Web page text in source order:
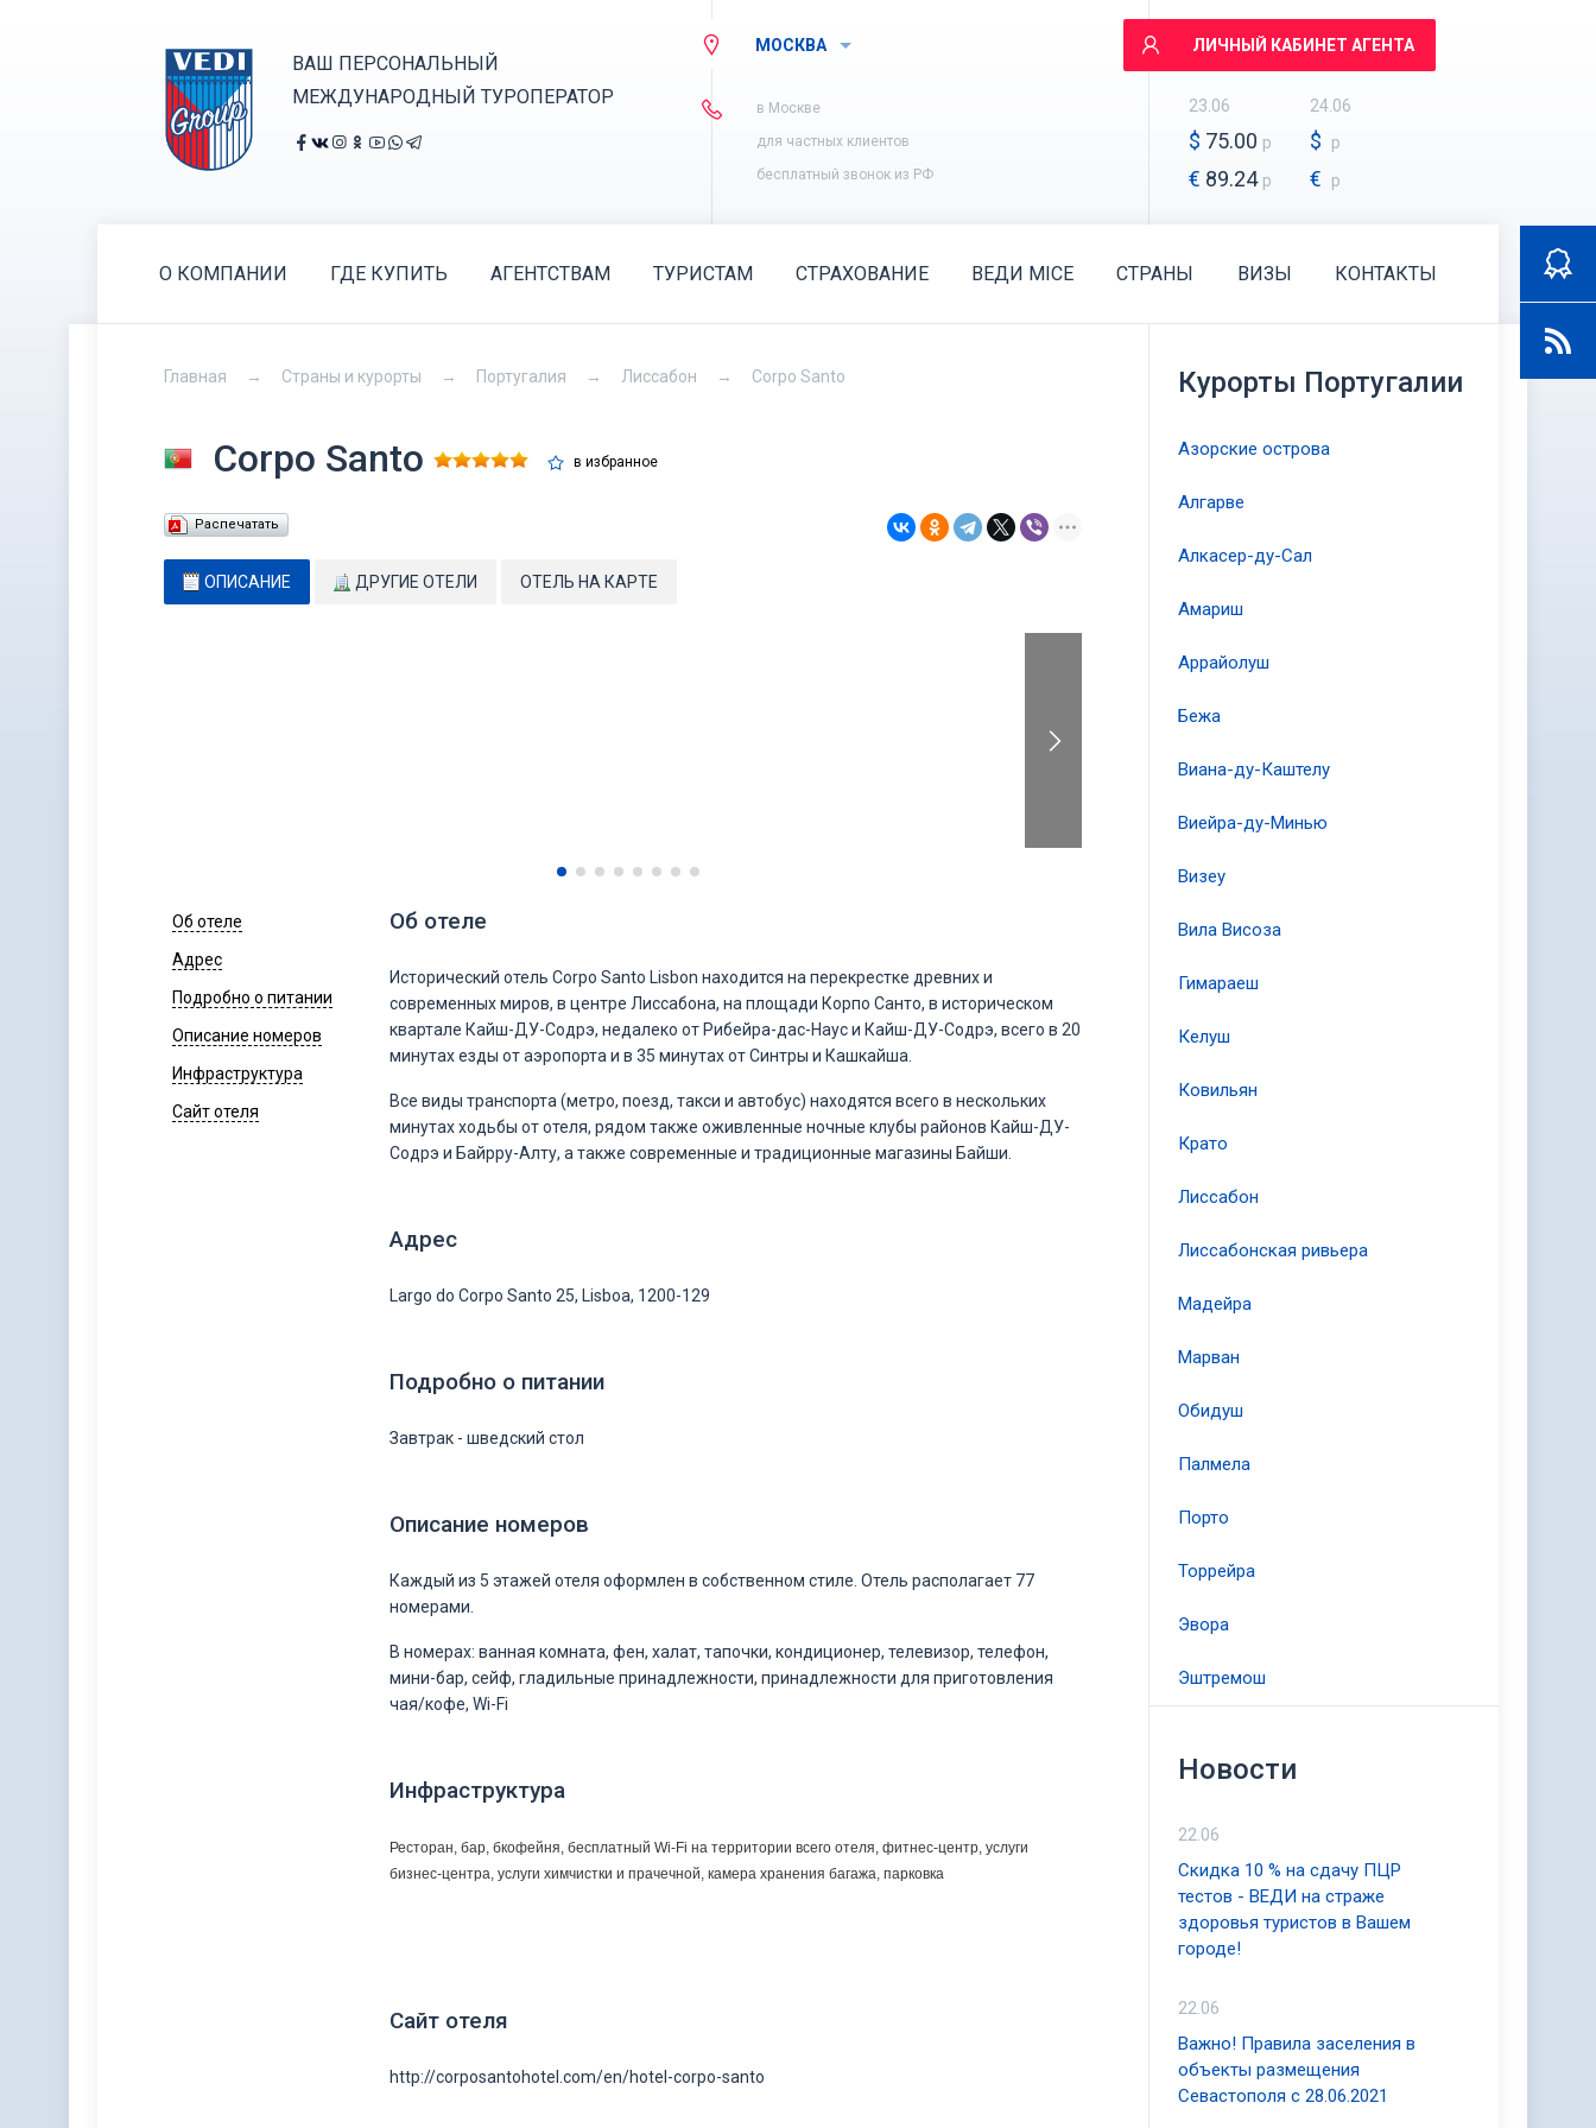
ВАШ ПЕРСОНАЛЬНЫЙ
МЕЖДУНАРОДНЫЙ ТУРОПЕРАТОР
МОСКВА
в Москве
для частных клиентов
бесплатный звонок из РФ
ЛИЧНЫЙ КАБИНЕТ АГЕНТА
23.06
$ 75.00 р
€ 89.24 р
24.06
$ р
€ р
О КОМПАНИИ ГДЕ КУПИТЬ АГЕНТСТВАМ ТУРИСТАМ СТРАХОВАНИЕ ВЕДИ MICE СТРАНЫ ВИЗЫ КОНТАКТЫ
Главная Страны и курорты Португалия Лиссабон Corpo Santo
Corpo Santo в избранное
Распечатать
ОПИСАНИЕ ДРУГИЕ ОТЕЛИ ОТЕЛЬ НА КАРТЕ
Об отеле
Адрес
Подробно о питании
Описание номеров
Инфраструктура
Сайт отеля
Об отеле
Исторический отель Corpo Santo Lisbon находится на перекрестке древних и
современных миров, в центре Лиссабона, на площади Корпо Санто, в историческом
квартале Кайш-ДУ-Содрэ, недалеко от Рибейра-дас-Наус и Кайш-ДУ-Содрэ, всего в 20
минутах езды от аэропорта и в 35 минутах от Синтры и Кашкайша.
Все виды транспорта (метро, поезд, такси и автобус) находятся всего в нескольких
минутах ходьбы от отеля, рядом также оживленные ночные клубы районов Кайш-ДУ-
Содрэ и Байрру-Алту, а также современные и традиционные магазины Байши.
Адрес
Largo do Corpo Santo 25, Lisboa, 1200-129
Подробно о питании
Завтрак - шведский стол
Описание номеров
Каждый из 5 этажей отеля оформлен в собственном стиле. Отель располагает 77
номерами.
В номерах: ванная комната, фен, халат, тапочки, кондиционер, телевизор, телефон,
мини-бар, сейф, гладильные принадлежности, принадлежности для приготовления
чая/кофе, Wi-Fi
Инфраструктура
Ресторан, бар, бкофейня, бесплатный Wi-Fi на территории всего отеля, фитнес-центр, услуги
бизнес-центра, услуги химчистки и прачечной, камера хранения багажа, парковка
Сайт отеля
http://corposantohotel.com/en/hotel-corpo-santo
Курорты Португалии
Азорские острова
Алгарве
Алкасер-ду-Сал
Амариш
Аррайолуш
Бежа
Виана-ду-Каштелу
Виейра-ду-Минью
Визеу
Вила Висоза
Гимараеш
Келуш
Ковильян
Крато
Лиссабон
Лиссабонская ривьера
Мадейра
Марван
Обидуш
Палмела
Порто
Торрейра
Эвора
Эштремош
Новости
22.06
Скидка 10 % на сдачу ПЦР
тестов - ВЕДИ на страже
здоровья туристов в Вашем
городе!
22.06
Важно! Правила заселения в
объекты размещения
Севастополя с 28.06.2021